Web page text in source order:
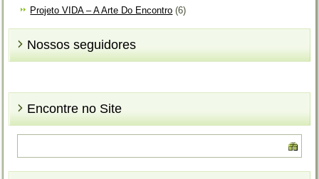
Projeto VIDA – A Arte Do Encontro (6)
Nossos seguidores
Encontre no Site